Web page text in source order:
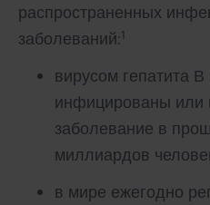
распространенных
заболеваний:1
вирусом гепатита
инфицированы или
заболевание в
миллиардов
в мире ежегодно